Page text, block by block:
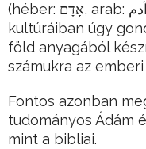
(héber: אָדָם, arab: آدم). A Közel-Kelet ősi
kultúráiban úgy
föld anyagából
számukra az
Fontos azonban
tudományos Ádám
mint a bibliai.